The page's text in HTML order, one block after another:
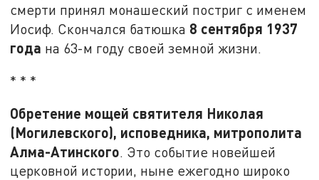
смерти принял монашеский постриг с именем
Иосиф. Скончался батюшка 8 сентября 1937
года на 63-м году своей земной жизни.
* * *
Обретение мощей святителя Николая
(Могилевского), исповедника, митрополита
Алма-Атинского. Это событие новейшей
церковной истории, ныне ежегодно широко